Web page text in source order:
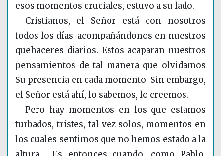
esos momentos cruciales, estuvo a su lado.
Cristianos, el Señor está con nosotros
todos los días, acompañándonos en nuestros
quehaceres diarios. Estos acaparan nuestros
pensamientos de tal manera que olvidamos
Su presencia en cada momento. Sin embargo,
el Señor está ahí, lo sabemos, lo creemos.
Pero hay momentos en los que estamos
turbados, tristes, tal vez solos, momentos en
los cuales sentimos que no hemos estado a la